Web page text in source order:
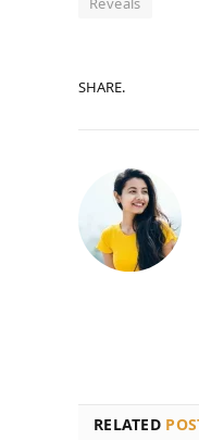
SHARE.
RELATED